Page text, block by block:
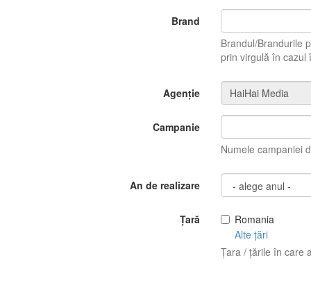
Brand
Brandul/Brandurile
prin virgulă în
Agenție
Campanie
Numele campaniei
An de realizare
Țară
Romania
Alte țări
Țara / țările în care